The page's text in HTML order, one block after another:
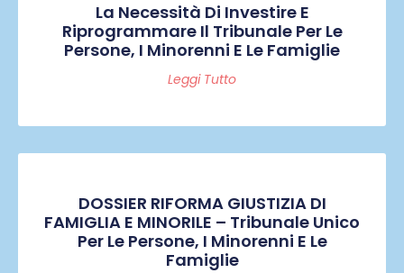
La Necessità Di Investire E
Riprogrammare Il Tribunale Per Le
Persone, I Minorenni E Le Famiglie
Leggi Tutto
DOSSIER RIFORMA GIUSTIZIA DI
FAMIGLIA E MINORILE – Tribunale Unico
Per Le Persone, I Minorenni E Le
Famiglie